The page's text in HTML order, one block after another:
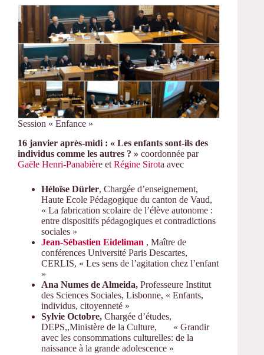
Session « Enfance »
16 janvier après-midi : « Les enfants sont-ils des
individus comme les autres ? » coordonnée par
Gaële Henri-Panabière et Régine Sirota avec
Héloïse Dürler, Chargée d’enseignement,
Haute Ecole Pédagogique du canton de Vaud,
« La fabrication scolaire de l’élève autonome :
entre dispositifs pédagogiques et contradictions
sociales »
Jean-Sébastien Eideliman , Maître de
conférences Université Paris Descartes,
CERLIS, « Les sens de l’agitation chez l’enfant
»
Ana Numes de Almeida, Professeure Institut
des Sciences Sociales, Lisbonne, « Enfants,
individus, citoyenneté »
Sylvie Octobre, Chargée d’études,
DEPS,,Ministère de la Culture, « Grandir
avec les consommations culturelles: de la
naissance à la grande adolescence »